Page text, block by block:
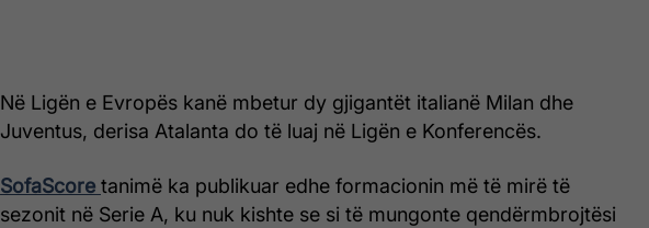
Në Ligën e Evropës kanë mbetur dy gjigantët italianë Milan dhe
Juventus, derisa Atalanta do të luaj në Ligën e Konferencës.
SofaScore tanimë ka publikuar edhe formacionin më të mirë të
sezonit në Serie A, ku nuk kishte se si të mungonte qendërmbrojtësi